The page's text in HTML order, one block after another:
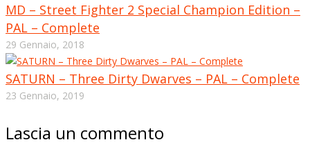
MD – Street Fighter 2 Special Champion Edition –
PAL – Complete
29 Gennaio, 2018
SATURN – Three Dirty Dwarves – PAL – Complete
23 Gennaio, 2019
Lascia un commento